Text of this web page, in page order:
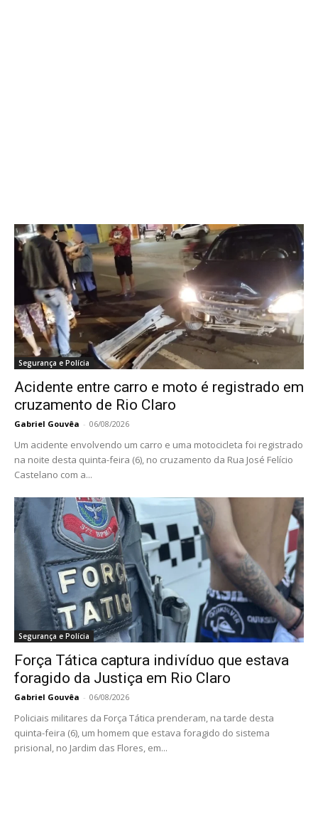
Segurança e Polícia
Acidente entre carro e moto é registrado em
cruzamento de Rio Claro
Gabriel Gouvêa - 06/08/2026
Um acidente envolvendo um carro e uma motocicleta foi registrado
na noite desta quinta-feira (6), no cruzamento da Rua José Felício
Castelano com a...
Segurança e Polícia
Força Tática captura indivíduo que estava
foragido da Justiça em Rio Claro
Gabriel Gouvêa - 06/08/2026
Policiais militares da Força Tática prenderam, na tarde desta
quinta-feira (6), um homem que estava foragido do sistema
prisional, no Jardim das Flores, em...